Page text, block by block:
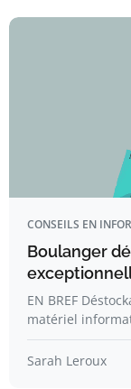
CONSEILS EN
Boulanger
EN BREF
matériel
Sarah Leroux